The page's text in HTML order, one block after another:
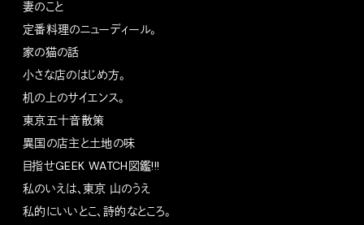
妻のこと
定番料理のニューディール。
家の猫の話
小さな店のはじめ方。
机の上のサイエンス。
東京五十音散策
異国の店主と土地の味
目指せGEEK WATCH図鑑!!!
私のいえは、東京 山のうえ
私的にいいとこ、詩的なところ。